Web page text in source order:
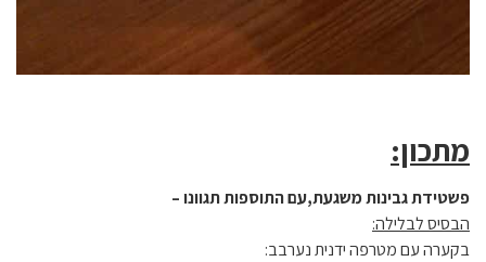
מתכון:
פשטידת גבינות משגעת,עם התוספות תגוונו –
הבסיס לבלילה:
בקערה עם מטרפה ידנית נערבב: